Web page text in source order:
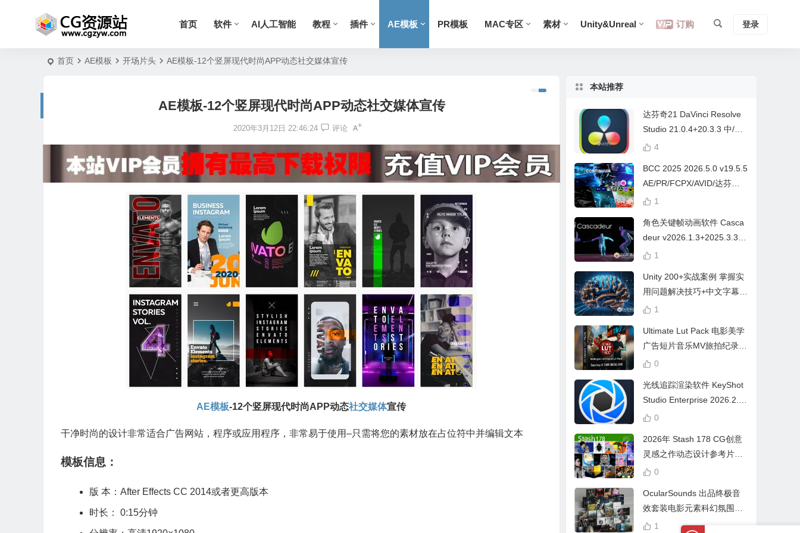
首页 软件 AI人工智能 教程 插件 AE模板 PR模板 MAC专区 素材 Unity&Unreal 订购 登录
首页 AE模板 开场片头 AE模板-12个竖屏现代时尚APP动态社交媒体宣传
AE模板-12个竖屏现代时尚APP动态社交媒体宣传
2020年3月12日 22:46:24 评论
AE模板-12个竖屏现代时尚APP动态社交媒体宣传
干净时尚的设计非常适合广告网站，程序或应用程序，非常易于使用–只需将您的素材放在占位符中并编辑文本
模板信息：
版 本：After Effects CC 2014或者更高版本
时长： 0:15分钟
本站推荐
达芬奇21 DaVinci Resolve
Studio 21.0.4+20.3.3 中/英
文 Win/Mac
4
BCC 2025 2026.5.0 v19.5.5
AE/PR/FCPX/AVID/达芬奇
视频特效插件Continuum Wi
1
角色关键帧动画软件 Casca
deur v2026.1.3+2025.3.3
Win/Mac+中文字幕教程
1
Unity 200+实战案例 掌握实
用问题解决技巧+中文字幕 L
earn Problem Solving
1
Ultimate Lut Pack 电影美学
广告短片音乐MV旅拍纪录片
视频调色预设
0
光线追踪渲染软件 KeyShot
Studio Enterprise 2026.2.1
Win中文版
0
2026年 Stash 178 CG创意
灵感之作动态设计参考片广
告视频动画短片合集
0
OcularSounds 出品终极音
效套装电影元素科幻氛围冲
击无人机音效素材包 Full Ac
1